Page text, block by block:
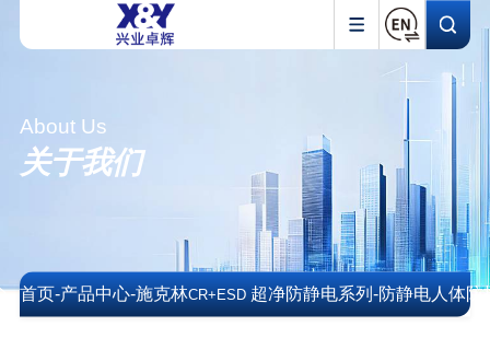
About Us
关于我们
首页-产品中心-施克林CR+ESD超净防静电系列-防静电人体防